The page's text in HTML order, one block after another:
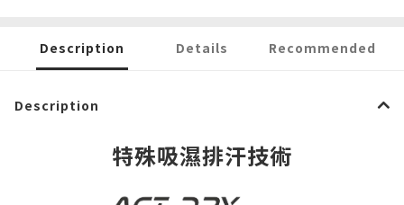
Description Details Recommended
Description
特殊吸濕排汗技術